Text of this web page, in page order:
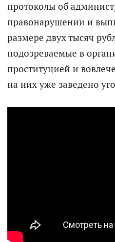
протоколы об
правонарушении и
размере двух тысяч
подозреваемые в
проституцией и
на них уже заведено